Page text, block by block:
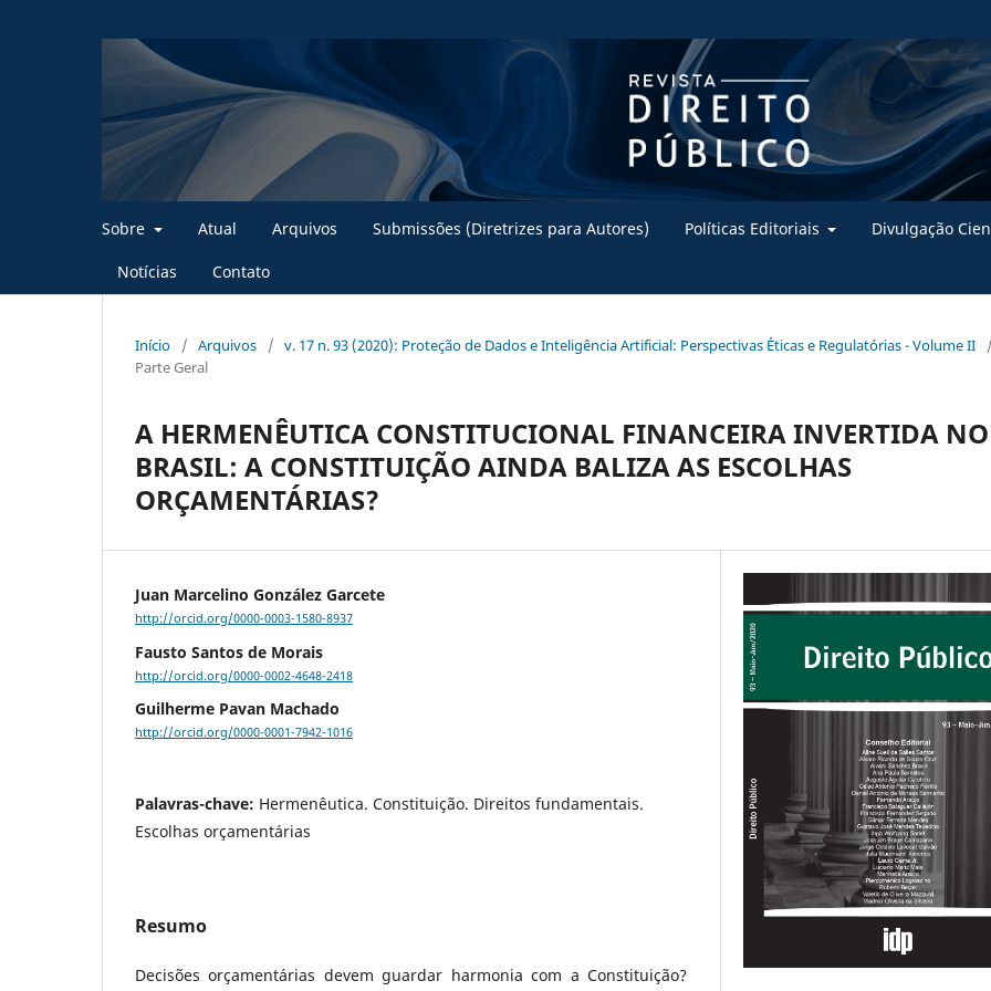
Sobre Atual Arquivos Submissões (Diretrizes para Autores) Políticas Editoriais Divulgação
Notícias Contato
Início / Arquivos / v. 17 n. 93 (2020): Proteção de Dados e Inteligência Artificial: Perspectivas Éticas e Regulatórias - Volume II
/
Parte Geral
A HERMENÊUTICA CONSTITUCIONAL FINANCEIRA INVERTIDA NO
BRASIL: A CONSTITUIÇÃO AINDA BALIZA AS ESCOLHAS
ORÇAMENTÁRIAS?
Juan Marcelino González Garcete
http://orcid.org/0000-0003-1580-8937
Fausto Santos de Morais
http://orcid.org/0000-0002-4648-2418
Guilherme Pavan Machado
http://orcid.org/0000-0001-7942-1016
Palavras-chave: Hermenêutica. Constituição. Direitos fundamentais.
Escolhas orçamentárias
Resumo
Decisões orçamentárias devem guardar harmonia com a Constituição?